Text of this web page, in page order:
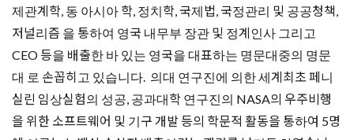
제관계학, 동 아시아 학, 정치학, 국제법, 국정관리 및 공공청책,
저널리즘 을 통하여 영국 내무부 장관 및 정계인사 그리고
CEO 등을 배출한 바 있는 영국을 대표하는 명문대중의 명문
대 로 손꼽히고 있습니다. 의대 연구진에 의한 세계최초 페니
실린 임상실험의 성공, 공과대학 연구진의 NASA의 우주비행
을 위한 소프트웨어 및 기구 개발 등의 학문적 활동을 통하여 5명